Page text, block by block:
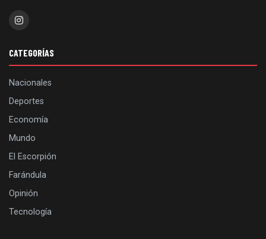
CATEGORÍAS
Nacionales
Deportes
Economía
Mundo
El Escorpión
Farándula
Opinión
Tecnología